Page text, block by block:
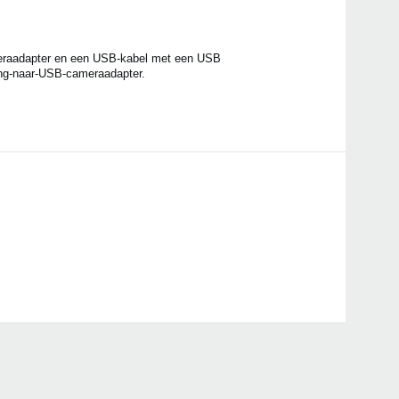
en een USB-kabel met een USB
naar-USB-cameraadapter.